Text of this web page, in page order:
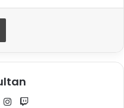
Yo
Ins